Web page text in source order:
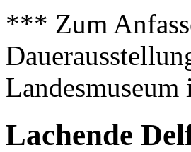
*** Zum
Lachende